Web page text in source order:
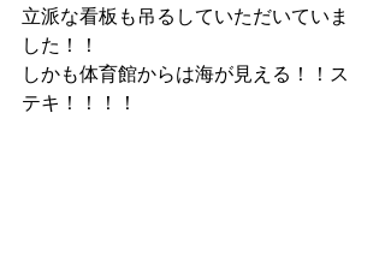
立派な看板も吊るしていただいていま
した！！
しかも体育館からは海が見える！！ス
テキ！！！！